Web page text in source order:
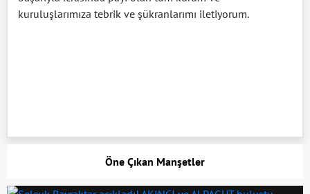
kuruluşlarımıza tebrik ve şükranlarımı iletiyorum.
Öne Çıkan Manşetler